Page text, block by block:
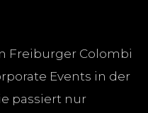
Freiburger Colombi
Events in der
passiert nur